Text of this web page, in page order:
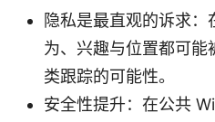
隐私是最直观的诉求
为、兴趣与位置都可能
类跟踪的可能性。
安全性提升：在公共